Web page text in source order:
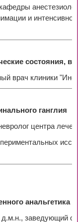
и
состояния,
врач клиники
ганглия
центра
заведующий